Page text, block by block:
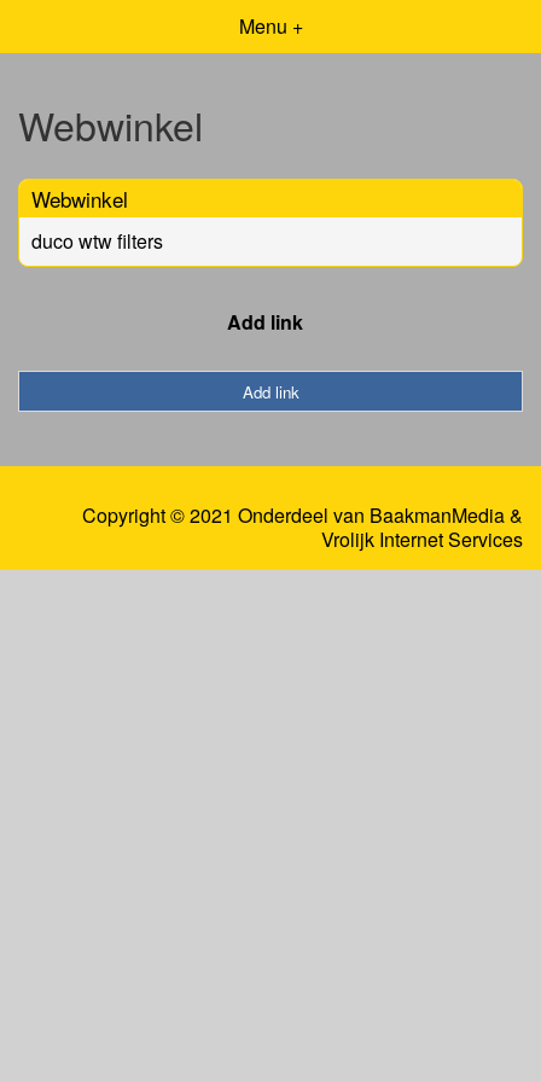
Menu +
Webwinkel
Webwinkel
duco wtw filters
Add link
Add link
Copyright © 2021 Onderdeel van BaakmanMedia&
Vrolijk Internet Services